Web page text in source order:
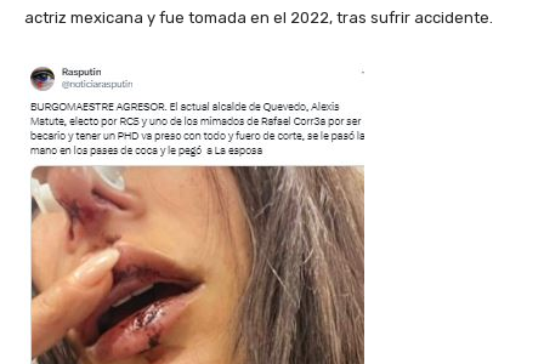
actriz mexicana y fue tomada en el 2022, tras sufrir accidente.